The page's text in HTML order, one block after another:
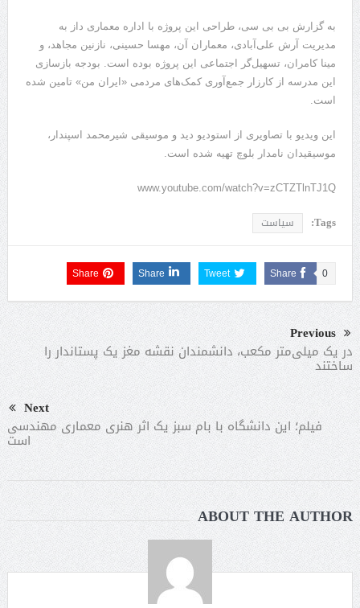
به گزارش بی بی سی، طراحی این پروژه با اداره معماری داز به
مدیریت آرش علی‌آبادی، معماران آن، مهسا حسینی، نازنین مجاهد، و
مینا کامران، تسهیل‌گر اجتماعی این پروژه بوده است. بودجه بازسازی
این مدرسه از کارزار جمع‌آوری کمک‌های مردمی «ایران من» تامین شده
است.
این ویدیو با تصاویری از استودیو دید و موسیقی شیرمحمد اسپندار،
موسیقیدان نامدار بلوچ تهیه شده است.
www.youtube.com/watch?v=zCTZTlnTJ1Q
Tags: سیاست
Share 0
Tweet
Share
Share
Previous
در یک میلی‌متر مکعب، دانشمندان نقشه مغز یک پستاندار را
ساختند
Next
فیلم؛ این دانشگاه با بام سبز یک اثر هنری معماری مهندسی
است
ABOUT THE AUTHOR